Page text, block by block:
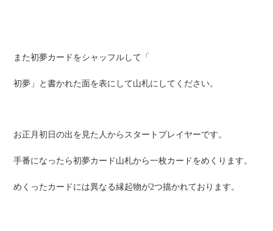
また初夢カードをシャッフルして「
初夢」と書かれた面を表にして山札にしてください。
お正月初日の出を見た人からスタートプレイヤーです。
手番になったら初夢カード山札から一枚カードをめくります。
めくったカードには異なる縁起物が2つ描かれております。